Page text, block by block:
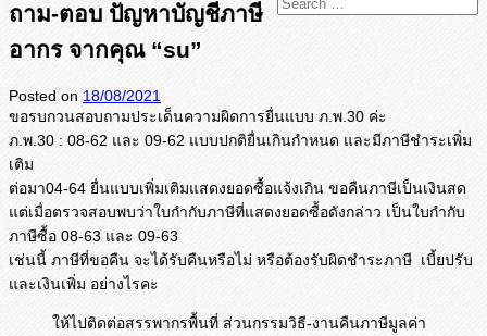
ถาม-ตอบ ปัญหาบัญชีภาษี
อากร จากคุณ “su”
Posted on 18/08/2021
ขอรบกวนสอบถามประเด็นความผิดการยื่นแบบ ภ.พ.30 ค่ะ
ภ.พ.30 : 08-62 และ 09-62 แบบปกติยื่นเกินกำหนด และมีภาษีชำระเพิ่ม
เติม
ต่อมา04-64 ยื่นแบบเพิ่มเติมแสดงยอดซื้อแจ้งเกิน ขอคืนภาษีเป็นเงินสด
แต่เมื่อตรวจสอบพบว่าใบกำกับภาษีที่แสดงยอดซื้อดังกล่าว เป็นใบกำกับ
ภาษีซื้อ 08-63 และ 09-63
เช่นนี้ ภาษีที่ขอคืน จะได้รับคืนหรือไม่ หรือต้องรับผิดชำระภาษี เบี้ยปรับ
และเงินเพิ่ม อย่างไรคะ
ให้ไปติดต่อสรรพากรพื้นที่ ส่วนกรรมวิธี-งานคืนภาษีมูลค่า